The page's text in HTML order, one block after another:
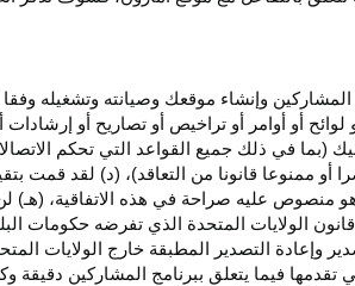
وإنشاء موقعك وصيانته وتشغيله وفقا
أو أوامر أو تراخيص أو تصاريح أو إرشادات
(بما في ذلك جميع القواعد التي تحكم
أو ممنوعا قانونا من التعاقد)، (د) لقد قمت
منصوص عليه صراحة في هذه الاتفاقية،
الولايات المتحدة الذي تفرضه حكومات
وإعادة التصدير المطبقة خارج الولايات
تقدمها فيما يتعلق ببرنامج المشاركين